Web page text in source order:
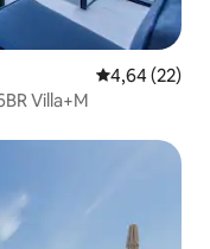
Évaluation
4,64 (22)
Villa+M